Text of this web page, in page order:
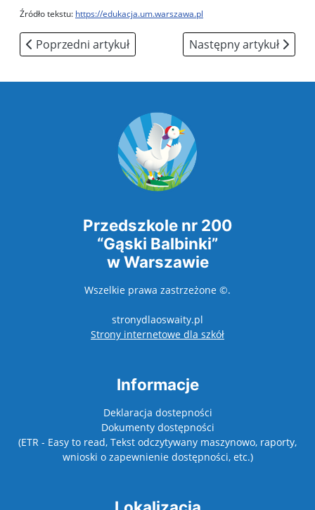
Źródło tekstu: https://edukacja.um.warszawa.pl
Poprzedni artykuł: Pierwszy dzień wiosny
Poprzedni artykuł Następny artykuł:
Następny artykuł
Przedszkole nr 200
“Gąski Balbinki”
w Warszawie
Wszelkie prawa zastrzeżone ©.
stronydlaoswaity.pl
Strony internetowe dla szkółotwiera się w
Informacje
Deklaracja dostepności
Dokumenty dostępności
(ETR - Easy to read, Tekst odczytywany maszynowo, raporty,
wnioski o zapewnienie dostępności, etc.)